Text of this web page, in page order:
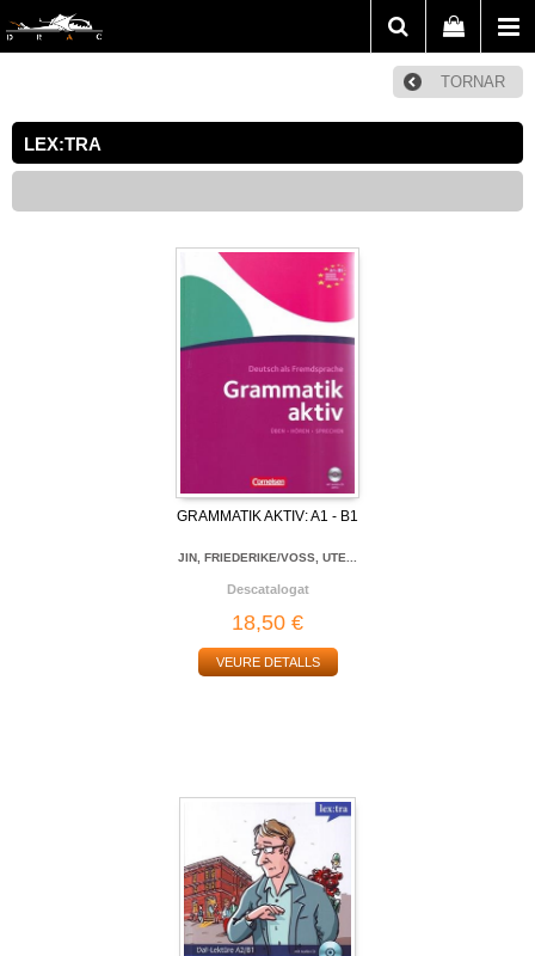
TORNAR
LEX:TRA
GRAMMATIK AKTIV: A1 - B1
JIN, FRIEDERIKE/VOSS, UTE...
Descatalogat
18,50 €
VEURE DETALLS